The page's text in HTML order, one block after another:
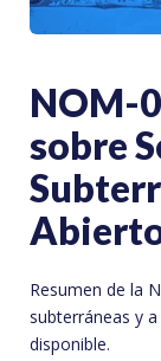
NOM-
sobre
Resumen de la
subterráneas y
disponible.